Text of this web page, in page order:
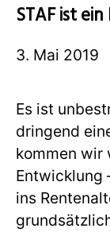
STAF ist
3. Mai 2019
Es ist
dringend
kommen wir
Entwicklung
ins